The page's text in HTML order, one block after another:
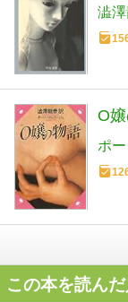
澁
O
ポ
この本を読ん